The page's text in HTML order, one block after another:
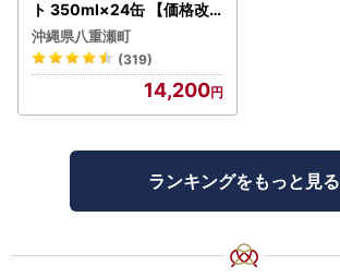
ト 350ml×24缶 【価格改
定YI】
沖縄県八重瀬町
(319)
14,200
ランキングをもっと見る